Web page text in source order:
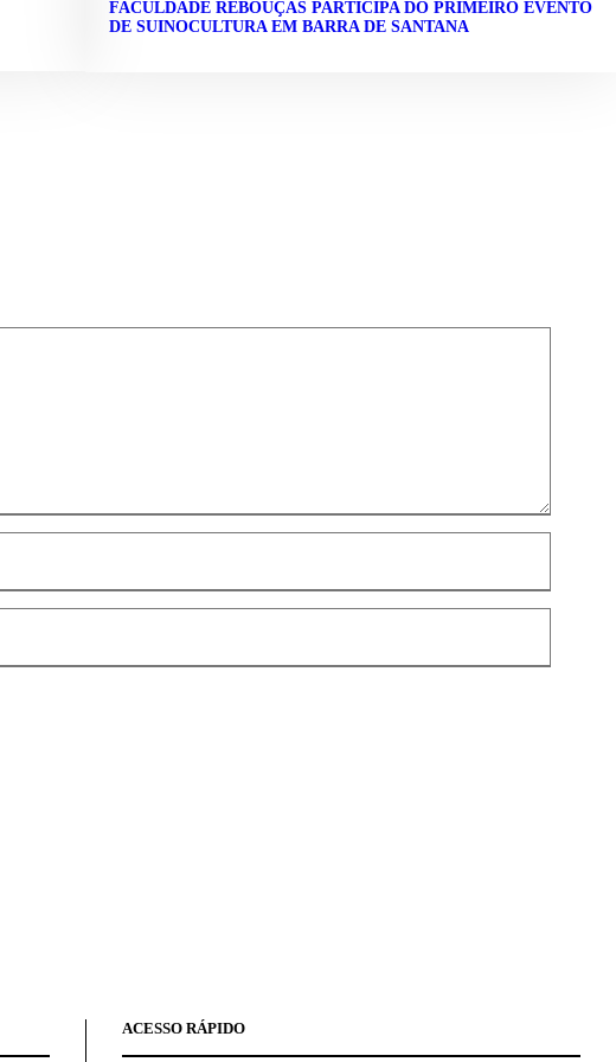
FACULDADE REBOUÇAS PARTICIPA DO PRIMEIRO EVENTO
DE SUINOCULTURA EM BARRA DE SANTANA
ACESSO RÁPIDO